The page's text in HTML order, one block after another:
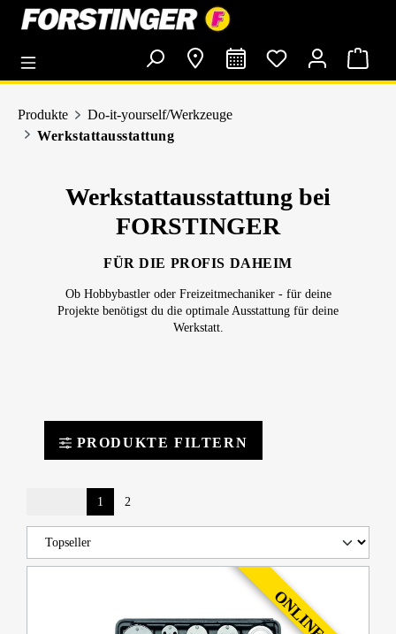
springen
Produkte
Do-it-yourself/Werkzeuge
Werkstattausstattung
Werkstattausstattung bei
FORSTINGER
FÜR DIE PROFIS DAHEIM
Ob Hobbybastler oder Freizeitmechaniker - für deine
Projekte benötigst du die optimale Ausstattung für deine
Werkstatt.
PRODUKTE FILTERN
1 2